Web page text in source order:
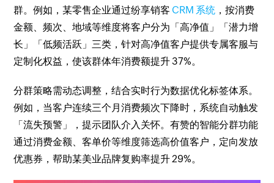
群。例如，某零售企业通过纷享销客 CRM 系统 ，按消费
金额、频次、地域等维度将客户分为「高净值」「潜力增
长」「低频活跃」三类，针对高净值客户提供专属客服与
定制化权益，使该群体年消费额提升 37%。
分群策略需动态调整，结合实时行为数据优化标签体系。
例如，当客户连续三个月消费频次下降时，系统自动触发
「流失预警」，提示团队介入关怀。有赞的智能分群功能
通过消费金额、客单价等维度筛选高价值客户，定向发放
优惠券，帮助某美业品牌复购率提升 29%。